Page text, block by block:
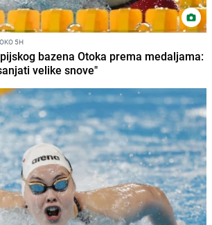
5H
bazena Otoka prema medaljama:
velike snove"